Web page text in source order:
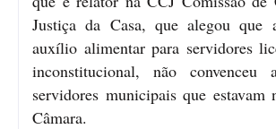
Justiça da Casa, que alegou que
auxílio alimentar para servidores
inconstitucional, não convenceu
servidores municipais que estavam
Câmara.